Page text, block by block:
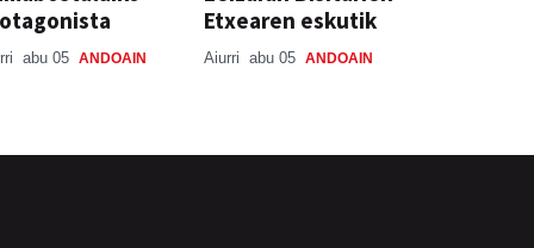
abu 05 ANDOAIN
Etxearen eskutik
Aiurri abu 05 ANDOAIN